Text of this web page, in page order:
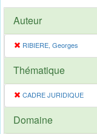
Auteur
RIBIERE, Georges
Thématique
CADRE JURIDIQUE
Domaine